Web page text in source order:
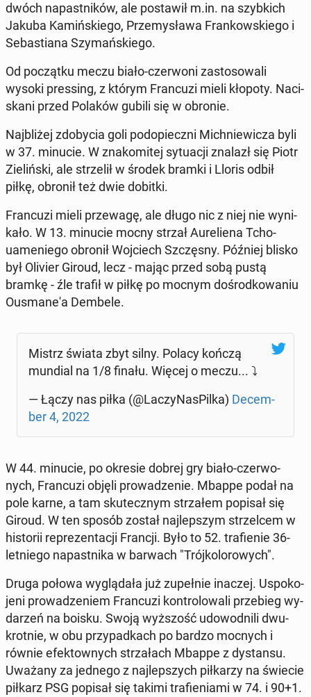
dwóch na­past­ni­ków, ale po­sta­wił m.in. na szyb­kich
Jakuba Ka­miń­skie­go, Prze­my­sła­wa Fran­kow­skie­go i
Se­ba­stia­na Szy­mań­skie­go.
Od po­cząt­ku meczu biało-czer­wo­ni za­sto­so­wa­li
wysoki pres­sing, z którym Fran­cu­zi mieli kłopoty. Na­ci­
ska­ni przed Polaków gubili się w obronie.
Naj­bli­żej zdo­by­cia goli pod­opiecz­ni Mich­nie­wi­cza byli
w 37. minucie. W zna­ko­mi­tej sy­tu­acji znalazł się Piotr
Zie­liń­ski, ale strze­lił w środek bramki i Lloris odbił
piłkę, obronił też dwie dobitki.
Fran­cu­zi mieli prze­wa­gę, ale długo nic z niej nie wy­ni­
ka­ło. W 13. minucie mocny strzał Au­re­lie­na Tcho­
uame­nie­go obronił Woj­ciech Szczę­sny. Później blisko
był Olivier Giroud, lecz - mając przed sobą pustą
bramkę - źle trafił w piłkę po mocnym do­środ­ko­wa­niu
Ousma­ne­'a Dembele.
Mistrz świata zbyt silny. Polacy kończą
mundial na 1/8 finału. Więcej o meczu... ⤵️
— Łączy nas piłka (@La­czy­Na­sPil­ka) De­cem­
ber 4, 2022
W 44. minucie, po okresie dobrej gry biało-czer­wo­
nych, Fran­cu­zi objęli pro­wa­dze­nie. Mbappe podał na
pole karne, a tam sku­tecz­nym strza­łem popisał się
Giroud. W ten sposób został naj­lep­szym strzel­cem w
hi­sto­rii re­pre­zen­ta­cji Francji. Było to 52. tra­fie­nie 36-
let­nie­go na­past­ni­ka w barwach "Trój­ko­lo­ro­wych".
Druga połowa wy­glą­da­ła już zu­peł­nie inaczej. Uspo­ko­
je­ni pro­wa­dze­niem Fran­cu­zi kon­tro­lo­wa­li prze­bieg wy­
da­rzeń na boisku. Swoją wyż­szość udo­wod­ni­li dwu­
krot­nie, w obu przy­pad­kach po bardzo mocnych i
równie efek­tow­nych strza­łach Mbappe z dy­stan­su.
Uważany za jednego z naj­lep­szych pił­ka­rzy na świecie
piłkarz PSG popisał się takimi tra­fie­nia­mi w 74. i 90+1.